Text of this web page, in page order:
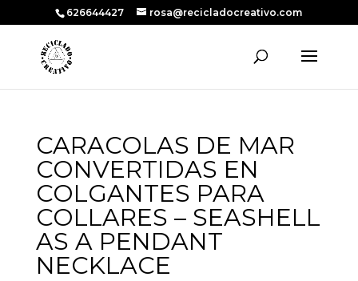
626644427 rosa@recicladocreativo.com
CARACOLAS DE MAR
CONVERTIDAS EN
COLGANTES PARA
COLLARES – SEASHELL
AS A PENDANT
NECKLACE